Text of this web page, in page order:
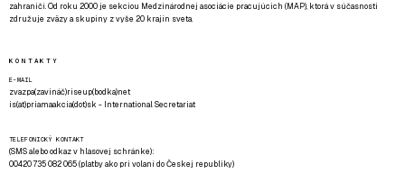
zahraničí. Od roku 2000 je sekciou Medzinárodnej asociácie pracujúcich (MAP), ktorá v súčasnosti
združuje zväzy a skupiny z vyše 20 krajín sveta.
KONTAKTY
E-MAIL
zvazpa(zavináč)riseup(bodka)net
is(at)priamaakcia(dot)sk - International Secretariat
TELEFONICKÝ KONTAKT
(SMS alebo odkaz v hlasovej schránke):
00420 735 082 065 (platby ako pri volaní do Českej republiky)